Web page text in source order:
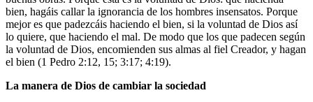
bien, hagáis callar la ignorancia de los hombres insensatos. Porque
mejor es que padezcáis haciendo el bien, si la voluntad de Dios así
lo quiere, que haciendo el mal. De modo que los que padecen según
la voluntad de Dios, encomienden sus almas al fiel Creador, y hagan
el bien (1 Pedro 2:12, 15; 3:17; 4:19).
La manera de Dios de cambiar la sociedad